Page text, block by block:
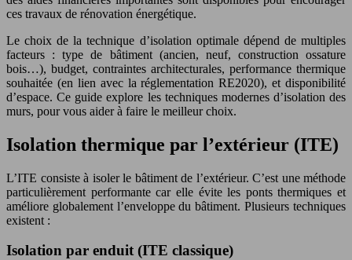
ces travaux de rénovation énergétique.
Le choix de la technique d’isolation optimale dépend de multiples
facteurs : type de bâtiment (ancien, neuf, construction ossature
bois…), budget, contraintes architecturales, performance thermique
souhaitée (en lien avec la réglementation RE2020), et disponibilité
d’espace. Ce guide explore les techniques modernes d’isolation des
murs, pour vous aider à faire le meilleur choix.
Isolation thermique par l’extérieur (ITE)
L’ITE consiste à isoler le bâtiment de l’extérieur. C’est une méthode
particulièrement performante car elle évite les ponts thermiques et
améliore globalement l’enveloppe du bâtiment. Plusieurs techniques
existent :
Isolation par enduit (ITE classique)